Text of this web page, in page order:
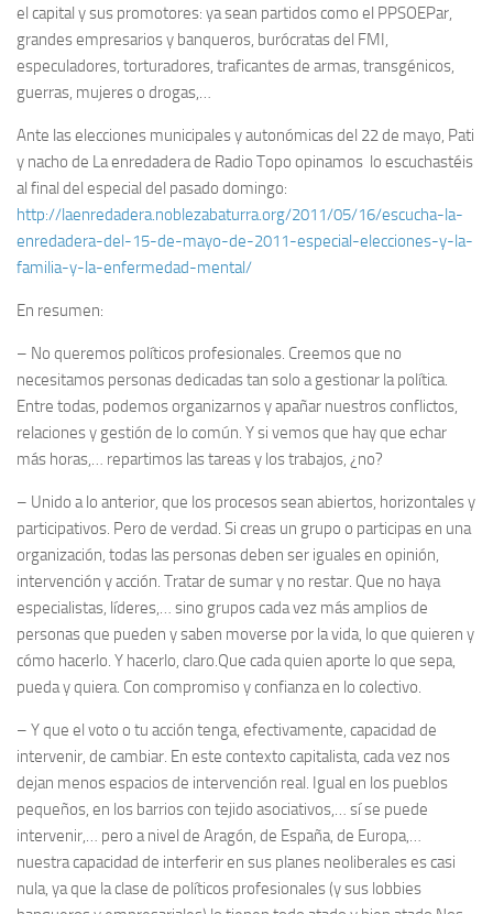
el capital y sus promotores: ya sean partidos como el PPSOEPar,
grandes empresarios y banqueros, burócratas del FMI,
especuladores, torturadores, traficantes de armas, transgénicos,
guerras, mujeres o drogas,…
Ante las elecciones municipales y autonómicas del 22 de mayo, Pati
y nacho de La enredadera de Radio Topo opinamos lo escuchastéis
al final del especial del pasado domingo:
http://laenredadera.noblezabaturra.org/2011/05/16/escucha-la-
enredadera-del-15-de-mayo-de-2011-especial-elecciones-y-la-
familia-y-la-enfermedad-mental/
En resumen:
– No queremos políticos profesionales. Creemos que no
necesitamos personas dedicadas tan solo a gestionar la política.
Entre todas, podemos organizarnos y apañar nuestros conflictos,
relaciones y gestión de lo común. Y si vemos que hay que echar
más horas,… repartimos las tareas y los trabajos, ¿no?
– Unido a lo anterior, que los procesos sean abiertos, horizontales y
participativos. Pero de verdad. Si creas un grupo o participas en una
organización, todas las personas deben ser iguales en opinión,
intervención y acción. Tratar de sumar y no restar. Que no haya
especialistas, líderes,… sino grupos cada vez más amplios de
personas que pueden y saben moverse por la vida, lo que quieren y
cómo hacerlo. Y hacerlo, claro.Que cada quien aporte lo que sepa,
pueda y quiera. Con compromiso y confianza en lo colectivo.
– Y que el voto o tu acción tenga, efectivamente, capacidad de
intervenir, de cambiar. En este contexto capitalista, cada vez nos
dejan menos espacios de intervención real. Igual en los pueblos
pequeños, en los barrios con tejido asociativos,… sí se puede
intervenir,… pero a nivel de Aragón, de España, de Europa,…
nuestra capacidad de interferir en sus planes neoliberales es casi
nula, ya que la clase de políticos profesionales (y sus lobbies